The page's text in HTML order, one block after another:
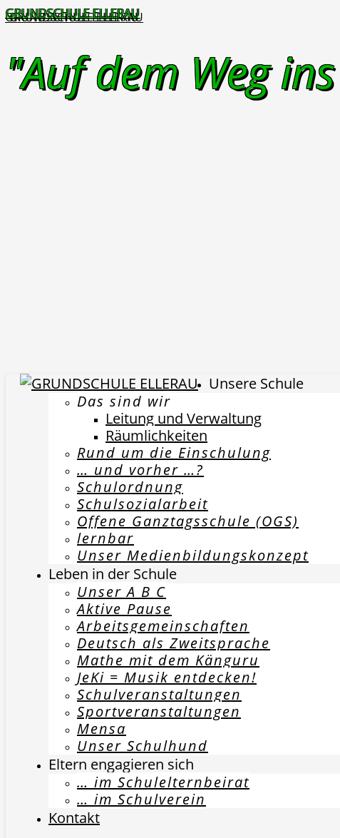
GRUNDSCHULE ELLERAU
"Auf dem Weg
Unsere Schule
Das sind wir
Leitung und Verwaltung
Räumlichkeiten
Rund um die Einschulung
… und vorher …?
Schulordnung
Schulsozialarbeit
Offene Ganztagsschule (OGS)
lernbar
Unser Medienbildungskonzept
Leben in der Schule
Unser A B C
Aktive Pause
Arbeitsgemeinschaften
Deutsch als Zweitsprache
Mathe mit dem Känguru
JeKi = Musik entdecken!
Schulveranstaltungen
Sportveranstaltungen
Mensa
Unser Schulhund
Eltern engagieren sich
… im Schulelternbeirat
… im Schulverein
Kontakt